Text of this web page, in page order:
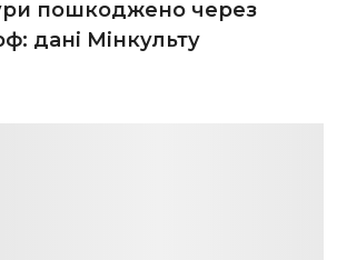
пошкоджено через
дані Мінкульту